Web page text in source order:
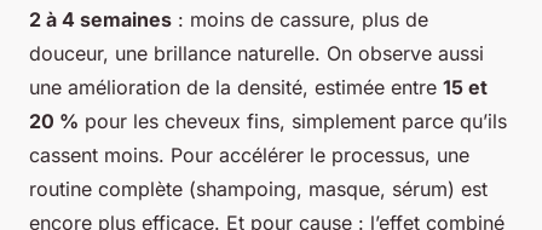
2 à 4 semaines : moins de cassure, plus de
douceur, une brillance naturelle. On observe aussi
une amélioration de la densité, estimée entre 15 et
20 % pour les cheveux fins, simplement parce qu’ils
cassent moins. Pour accélérer le processus, une
routine complète (shampoing, masque, sérum) est
encore plus efficace. Et pour cause : l’effet combiné